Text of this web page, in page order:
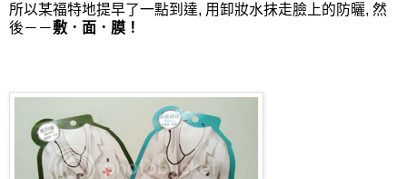
所以某福特地提早了一點到達, 用卸妝水抹走臉上的防曬, 然
後－－敷．面．膜！